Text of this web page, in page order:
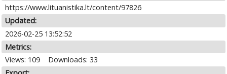
https://www.lituanistika.lt/content/97826
Updated:
2026-02-25 13:52:52
Metrics:
Views: 109
Downloads: 33